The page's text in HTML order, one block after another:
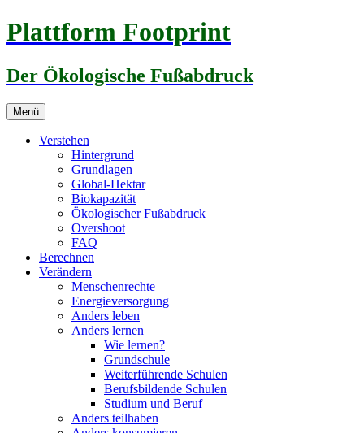
Zum
Inhalt
Plattform Footprint
Der Ökologische Fußabdruck
Menü
Verstehen
Hintergrund
Grundlagen
Global-Hektar
Biokapazität
Ökologischer Fußabdruck
Overshoot
FAQ
Berechnen
Verändern
Menschenrechte
Energieversorgung
Anders leben
Anders lernen
Wie lernen?
Grundschule
Weiterführende Schulen
Berufsbildende Schulen
Studium und Beruf
Anders teilhaben